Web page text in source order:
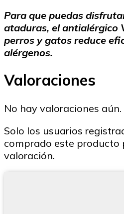
Para que puedas
ataduras, el antialérgico
perros y gatos reduce
alérgenos.
Valoraciones
No hay valoraciones aún.
Solo los usuarios
comprado este producto
valoración.